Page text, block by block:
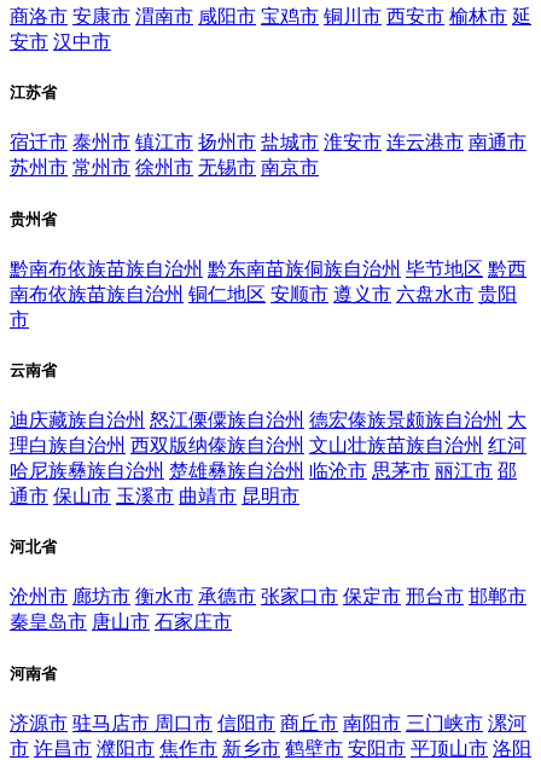
商洛市 安康市 渭南市 咸阳市 宝鸡市 铜川市 西安市 榆林市 延
安市 汉中市
江苏省
宿迁市 泰州市 镇江市 扬州市 盐城市 淮安市 连云港市 南通市
苏州市 常州市 徐州市 无锡市 南京市
贵州省
黔南布依族苗族自治州 黔东南苗族侗族自治州 毕节地区 黔西
南布依族苗族自治州 铜仁地区 安顺市 遵义市 六盘水市 贵阳
市
云南省
迪庆藏族自治州 怒江傈僳族自治州 德宏傣族景颇族自治州 大
理白族自治州 西双版纳傣族自治州 文山壮族苗族自治州 红河
哈尼族彝族自治州 楚雄彝族自治州 临沧市 思茅市 丽江市 邵
通市 保山市 玉溪市 曲靖市 昆明市
河北省
沧州市 廊坊市 衡水市 承德市 张家口市 保定市 邢台市 邯郸市
秦皇岛市 唐山市 石家庄市
河南省
济源市 驻马店市 周口市 信阳市 商丘市 南阳市 三门峡市 漯河
市 许昌市 濮阳市 焦作市 新乡市 鹤壁市 安阳市 平顶山市 洛阳